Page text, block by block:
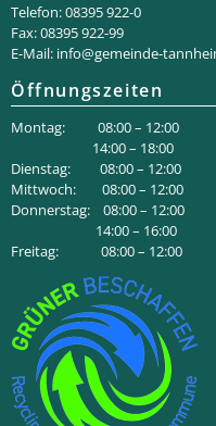
Telefon: 08395 922-0
Fax: 08395 922-99
E-Mail: info@gemeinde-
Öffnungszeiten
Montag: 08:00 – 12:00
14:00 – 18:00
Dienstag: 08:00 – 12:00
Mittwoch: 08:00 – 12:00
Donnerstag: 08:00 – 12:00
14:00 – 16:00
Freitag: 08:00 – 12:00